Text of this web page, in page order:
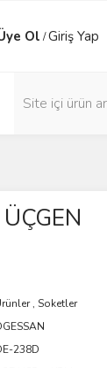
Ol /Giriş Yap
,Soketler
238D